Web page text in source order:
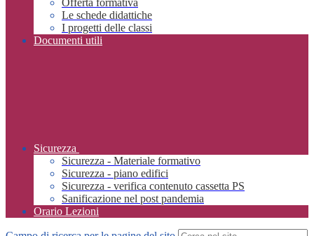
Offerta formativa
Le schede didattiche
I progetti delle classi
Documenti utili
Sicurezza
Sicurezza - Materiale formativo
Sicurezza - piano edifici
Sicurezza - verifica contenuto cassetta PS
Sanificazione nel post pandemia
Orario Lezioni